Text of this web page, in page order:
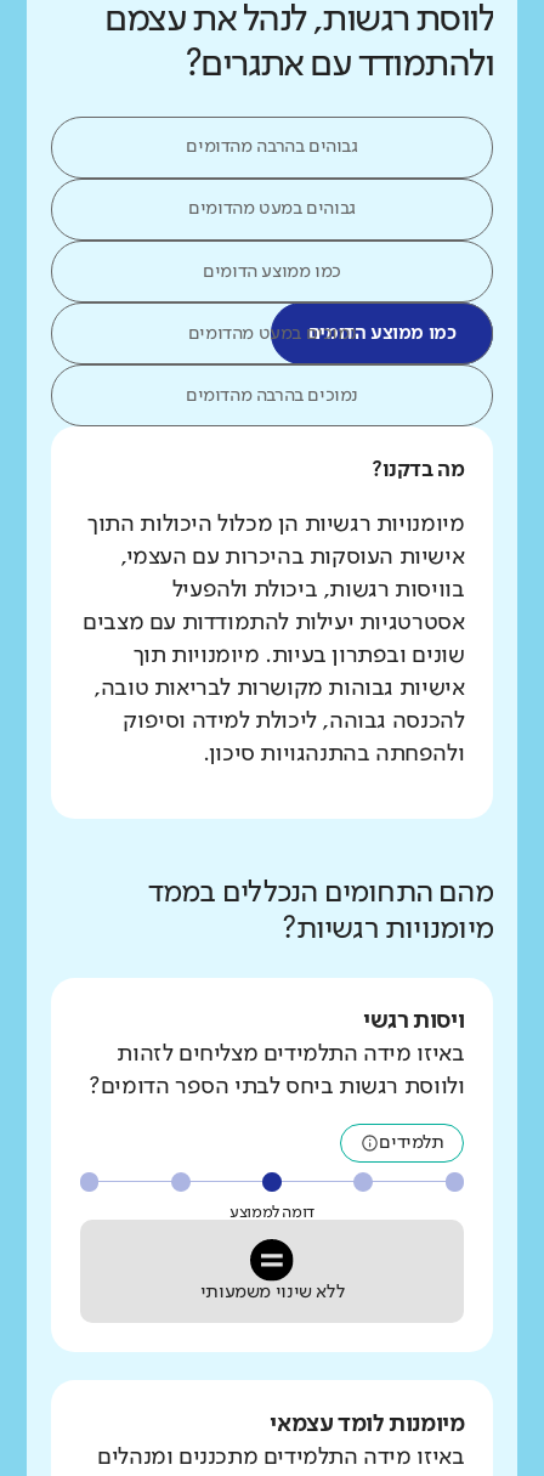
לווסת רגשות, לנהל את עצמם
ולהתמודד עם אתגרים?
גבוהים בהרבה מהדומים
גבוהים במעט מהדומים
כמו ממוצע הדומים
כמו ממוצע הדומיםנמוכים במעט מהדומים
נמוכים בהרבה מהדומים
מה בדקנו?
מיומנויות רגשיות הן מכלול היכולות התוך
אישיות העוסקות בהיכרות עם העצמי,
בוויסות רגשות, ביכולת ולהפעיל
אסטרטגיות יעילות להתמודדות עם מצבים
שונים ובפתרון בעיות. מיומנויות תוך
אישיות גבוהות מקושרות לבריאות טובה,
להכנסה גבוהה, ליכולת למידה וסיפוק
ולהפחתה בהתנהגויות סיכון.
מהם התחומים הנכללים בממד
מיומנויות רגשיות?
ויסות רגשי
באיזו מידה התלמידים מצליחים לזהות
ולווסת רגשות ביחס לבתי הספר הדומים?
תלמידים
דומה לממוצע
ללא שינוי משמעותי
מיומנות לומד עצמאי
באיזו מידה התלמידים מתכננים ומנהלים